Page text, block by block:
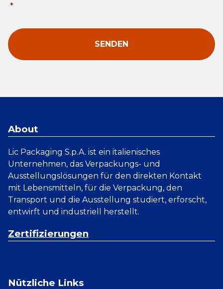
*
About
Lic Packaging S.p.A. ist ein italienisches
Unternehmen, das Verpackungs- und
Ausstellungslösungen für den direkten Kontakt
mit Lebensmitteln, für die Verpackung, den
Transport und die Ausstellung studiert, erforscht,
entwirft und industriell herstellt.
Zertifizierungen
Nützliche Links